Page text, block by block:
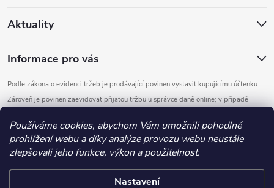
Používáme cookies, abychom Vám umožnili pohodlné
prohlížení webu a díky analýze provozu webu neustále
zlepšovali jeho funkce, výkon a použitelnost.
Nastavení
Aktuality
Informace pro vás
Podle zákona o evidenci tržeb je prodávající povinen vystavit kupujícímu účtenku.
Zároveň je povinen zaevidovat přijatou tržbu u správce daně online; v případě
Copyright 2026DOMYS. Všechna práva vyhrazena.